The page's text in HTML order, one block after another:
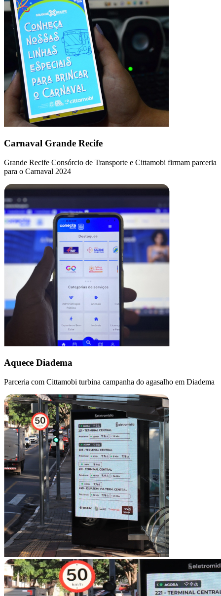
Carnaval Grande Recife
Grande Recife Consórcio de Transporte e Cittamobi firmam parceria
para o Carnaval 2024
Aquece Diadema
Parceria com Cittamobi turbina campanha do agasalho em Diadema